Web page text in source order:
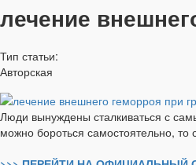
лечение
Тип статьи:
Авторская
Люди вынуждены сталкиваться с
можно бороться самостоятельно,